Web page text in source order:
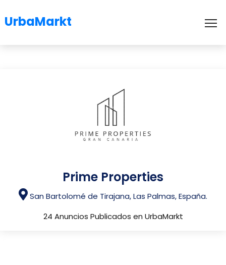
UrbaMarkt
Prime Properties
San Bartolomé de Tirajana, Las Palmas, España.
24 Anuncios Publicados en UrbaMarkt